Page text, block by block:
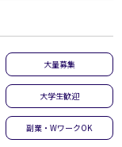
大量募集
大学生歓迎
副業・WワークOK